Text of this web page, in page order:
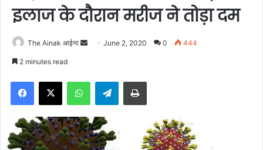
इलाज के दौरान मरीज ने तोड़ा दम
The Ainak आईना
d
e
m
June 2, 2020 0 444
2 minutes read
Telegram